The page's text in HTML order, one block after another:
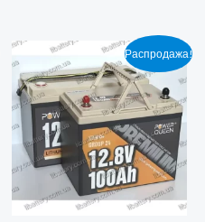
Распродажа!